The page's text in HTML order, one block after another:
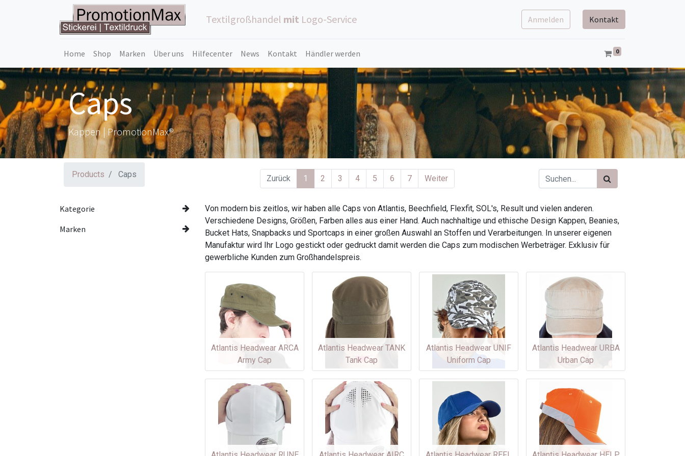
Textilgroßhandel mit Logo-Service Anmelden Kontakt
Home Shop Marken Über uns Hilfecenter News Kontakt Händler werden 0
Caps
Kappen | PromotionMax®
Products Caps Zurück 1 2 3 4 5 6 7 Weiter
Kategorie
Marken
Von modern bis zeitlos, wir haben alle Caps von Atlantis, Beechfield, Flexfit, SOL's, Result und vielen anderen.
Verschiedene Designs, Größen, Farben alles aus einer Hand. Auch nachhaltige und ethische Design Kappen, Beanies,
Bucket Hats, Snapbacks und Sportcaps in einer großen Auswahl an Stoffen und Verarbeitungen. In unserer eigenen
Manufaktur wird Ihr Logo gestickt oder gedruckt damit werden die Caps zum modischen Werbeträger. Exklusiv für
gewerbliche Kunden zum Großhandelspreis.
Atlantis Headwear ARCA
Army Cap
Atlantis Headwear TANK
Tank Cap
Atlantis Headwear UNIF
Uniform Cap
Atlantis Headwear URBA
Urban Cap